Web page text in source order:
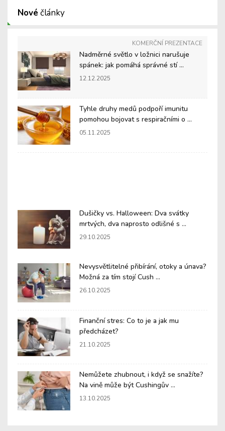
Nové články
KOMERČNÍ PREZENTACE
Nadměrné světlo v ložnici narušuje
spánek: jak pomáhá správné stí ...
12.12.2025
Tyhle druhy medů podpoří imunitu
pomohou bojovat s respiračními o ...
05.11.2025
Dušičky vs. Halloween: Dva svátky
mrtvých, dva naprosto odlišné s ...
29.10.2025
Nevysvětlitelné přibírání, otoky a únava?
Možná za tím stojí Cush ...
26.10.2025
Finanční stres: Co to je a jak mu
předcházet?
21.10.2025
Nemůžete zhubnout, i když se snažíte?
Na vině může být Cushingův ...
13.10.2025